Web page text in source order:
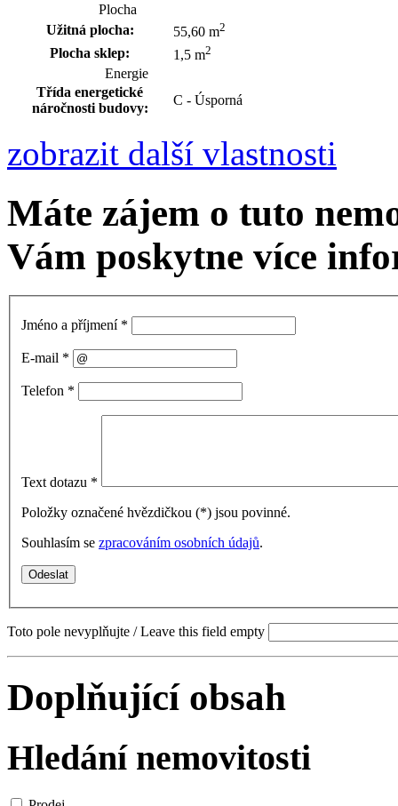
Plocha
Užitná plocha:
55,60 m2
Plocha sklep: 1,5 m2
Energie
Třída energetické
náročnosti budovy:
C - Úsporná
zobrazit další vlastnosti
Máte zájem o tuto
Vám poskytne více
Jméno a příjmení *
E-mail *
Telefon *
Text dotazu *
Položky označené hvězdičkou (*) jsou povinné.
Souhlasím se zpracováním osobních údajů.
Toto pole nevyplňujte / Leave this field empty
Doplňující obsah
Hledání nemovitosti